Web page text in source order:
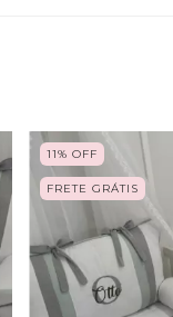
11%OFF
FRETE GRÁTIS